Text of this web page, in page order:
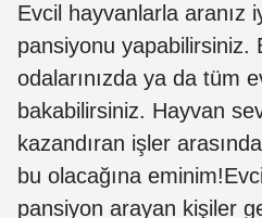
Evcil hayvanlarla aranız
pansiyonu yapabilirsiniz.
odalarınızda ya da tüm
bakabilirsiniz. Hayvan
kazandıran işler
bu olacağına
pansiyon arayan kişiler